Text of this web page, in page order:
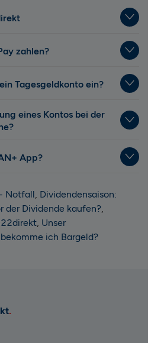
zahlen?
Tagesgeldkonto ein?
eines Kontos bei der
App?
Notfall, Dividendensaison:
der Dividende kaufen?,
, Unser
ich Bargeld?